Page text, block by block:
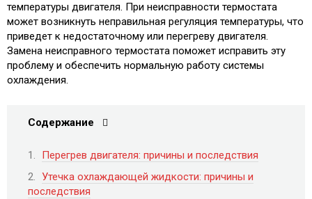
температуры двигателя. При неисправности термостата
может возникнуть неправильная регуляция температуры, что
приведет к недостаточному или перегреву двигателя.
Замена неисправного термостата поможет исправить эту
проблему и обеспечить нормальную работу системы
охлаждения.
Содержание
Перегрев двигателя: причины и последствия
Утечка охлаждающей жидкости: причины и
последствия